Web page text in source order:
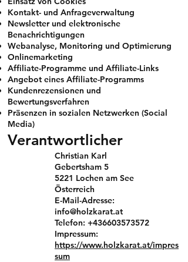
Kontakt- und Anfrageverwaltung
Newsletter und elektronische
Benachrichtigungen
Webanalyse, Monitoring und Optimierung
Onlinemarketing
Affiliate-Programme und Affiliate-Links
Angebot eines Affiliate-Programms
Kundenrezensionen und
Bewertungsverfahren
Präsenzen in sozialen Netzwerken (Social
Media)
Verantwortlicher
Christian Karl
Gebertsham 5
5221 Lochen am See
Österreich
E-Mail-Adresse:
info@holzkarat.at
Telefon: +436603573572
Impressum:
https://www.holzkarat.at/impres
sum